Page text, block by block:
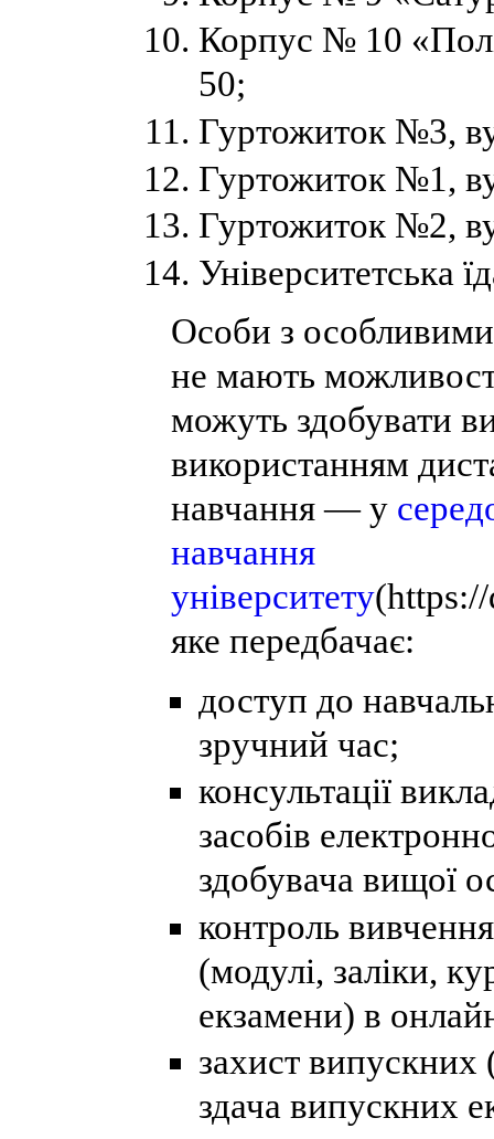
Корпус № 10
50;
Гуртожиток №3,
Гуртожиток №1,
Гуртожиток №2,
Університетська
Особи з особливими
не мають
можуть здобувати
використанням
навчання — у
навчання
університету
яке передбачає:
доступ до
зручний час;
консультації
засобів
здобувача вищої
контроль
(модулі, заліки,
екзамени) в
захист випускних
здача випускних